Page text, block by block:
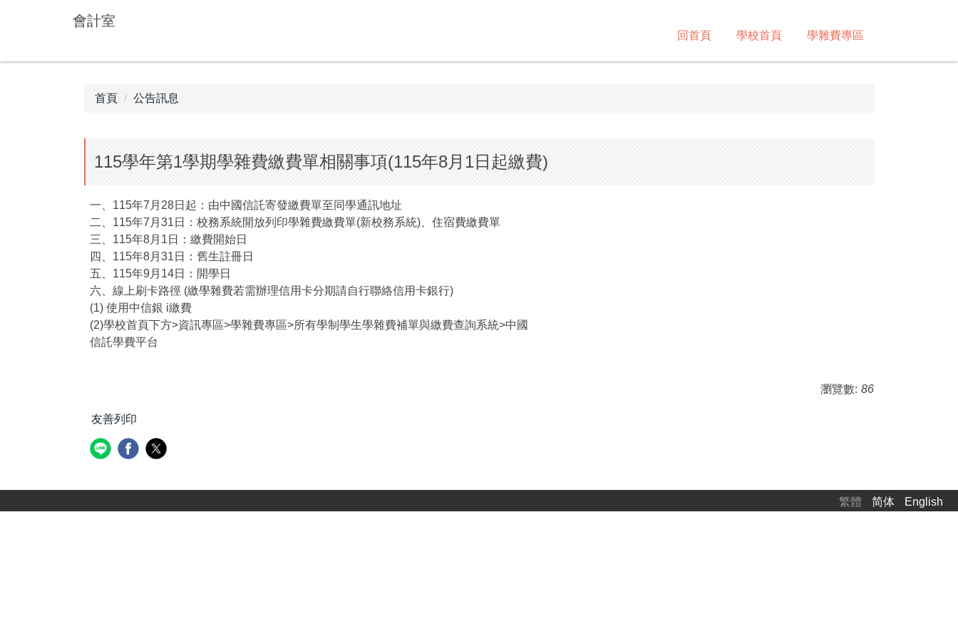
要
會計室
回首頁 學校首頁 學雜費專區
首頁 公告訊息
115學年第1學期學雜費繳費單相關事項(115年8月1日起繳費)
一、115年7月28日起：由中國信託寄發繳費單至同學通訊地址
二、115年7月31日：校務系統開放列印學雜費繳費單(新校務系統)、住宿費繳費單
三、115年8月1日：繳費開始日
四、115年8月31日：舊生註冊日
五、115年9月14日：開學日
六、線上刷卡路徑 (繳學雜費若需辦理信用卡分期請自行聯絡信用卡銀行)
(1) 使用中信銀 i繳費
(2)學校首頁下方>資訊專區>學雜費專區>所有學制學生學雜費補單與繳費查詢系統>中國
信託學費平台
瀏覽數: 86
友善列印
繁體 简体 English